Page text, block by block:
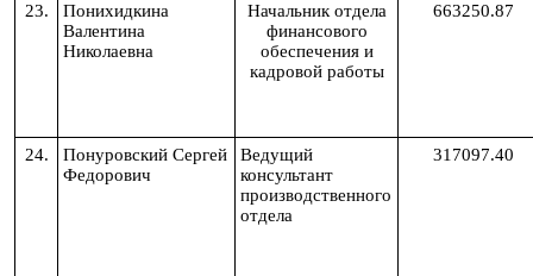
23.
Понихидкина
Валентина
Николаевна
Начальник отдела
финансового
обеспечения и
кадровой работы
663250.87
24.
Понуровский Сергей
Федорович
Ведущий
консультант
производственного
отдела
317097.40